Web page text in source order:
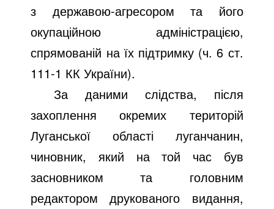
з державою-агресором та його
окупаційною адміністрацією,
спрямованій на їх підтримку (ч. 6 ст.
111-1 КК України).
За даними слідства, після
захоплення окремих територій
Луганської області луганчанин,
чиновник, який на той час був
засновником та головним
редактором друкованого видання,